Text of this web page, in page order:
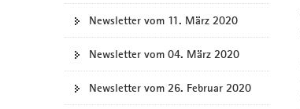
Newsletter vom 11. März 2020
Newsletter vom 04. März 2020
Newsletter vom 26. Februar 2020